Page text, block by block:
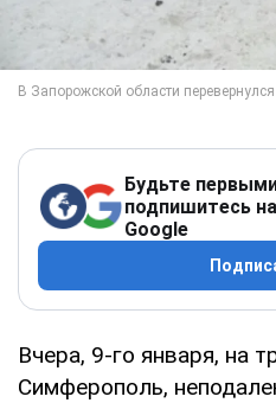
Будьте
подпишитесь
Google
Вчера, 9-го января, на
Симферополь,